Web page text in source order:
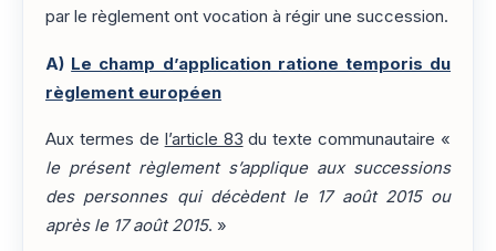
par le règlement ont vocation à régir une succession.
A) Le champ d’application ratione temporis du
règlement européen
Aux termes de l’article 83 du texte communautaire «
le présent règlement s’applique aux successions
des personnes qui décèdent le 17 août 2015 ou
après le 17 août 2015. »